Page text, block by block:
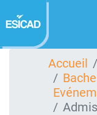
au
contenu
Accueil